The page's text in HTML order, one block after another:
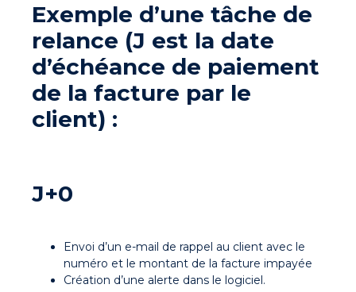
Exemple d’une tâche de
relance (J est la date
d’échéance de paiement
de la facture par le
client) :
J+0
Envoi d’un e-mail de rappel au client avec le
numéro et le montant de la facture impayée
Création d’une alerte dans le logiciel.